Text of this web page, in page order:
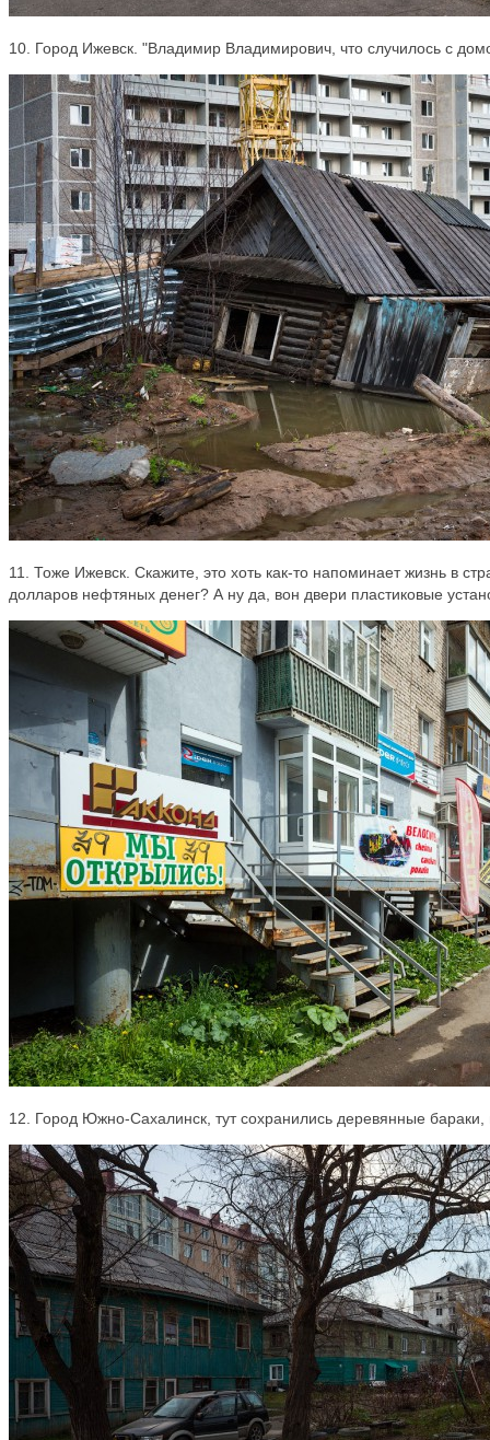
10. Город Ижевск. "Владимир Владимирович, что случилось с
11. Тоже Ижевск. Скажите, это хоть как-то напоминает жизнь в
долларов нефтяных денег? А ну да, вон двери пластиковые
12. Город Южно-Сахалинск, тут сохранились деревянные